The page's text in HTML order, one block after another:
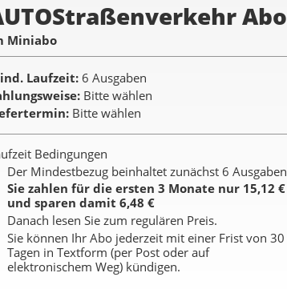
Abo
Miniabo
Laufzeit 6 Ausgaben
Bitte wählen
Bitte wählen
Bedingungen
Der Mindestbezug beinhaltet zunächst 6 Ausgaben
Sie zahlen für die ersten 3 Monate nur 15,12 €
und sparen damit 6,48 €
Danach lesen Sie zum regulären Preis.
Sie können Ihr Abo jederzeit mit einer Frist von 30
Tagen in Textform (per Post oder auf
elektronischem Weg) kündigen.